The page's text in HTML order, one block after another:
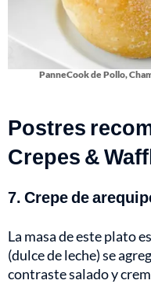
PanneCook de Pollo,
Postres
Crepes &
7. Crepe de
La masa de este plato
(dulce de leche) se
contraste salado y